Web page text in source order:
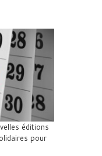
éditions
pour